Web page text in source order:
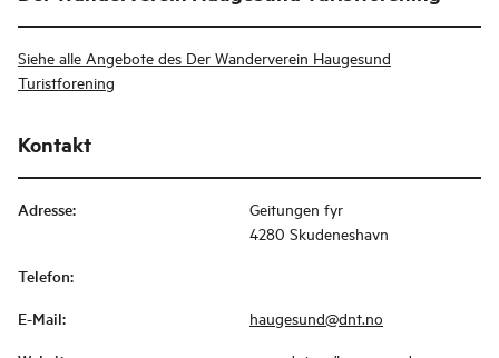
Siehe alle Angebote des Der Wanderverein Haugesund
Turistforening
Kontakt
Adresse:
Geitungen fyr
4280 Skudeneshavn
Telefon:
E-Mail: haugesund@dnt.no